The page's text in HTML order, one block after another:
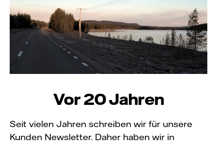
Vor 20 Jahren
Seit vielen Jahren schreiben wir für unsere
Kunden Newsletter. Daher haben wir in